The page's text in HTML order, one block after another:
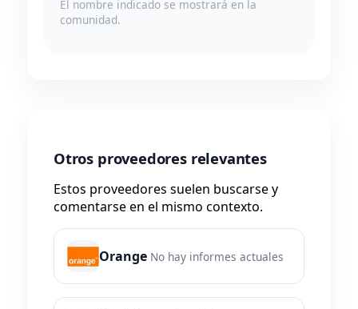
El nombre indicado se mostrará en la
comunidad.
Otros proveedores relevantes
Estos proveedores suelen buscarse y
comentarse en el mismo contexto.
Orange No hay informes actuales